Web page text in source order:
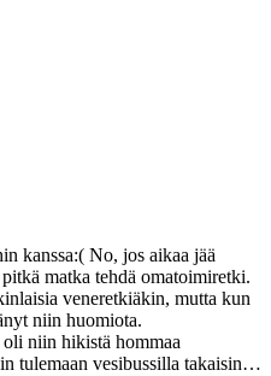
kanssa:( No, jos aikaa jää
matka tehdä omatoimiretki.
veneretkiäkin, mutta kun
niin huomiota.
niin hikistä hommaa
tulemaan vesibussilla takaisin…